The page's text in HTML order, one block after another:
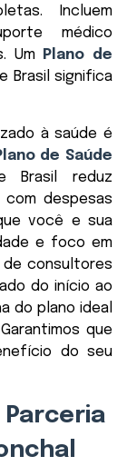
Incluem
médico
Um
Plano de
Brasil significa
à saúde é
de Saúde
Brasil reduz
despesas
você e sua
e foco em
de consultores
do início ao
do plano ideal
que
do seu
Parceria